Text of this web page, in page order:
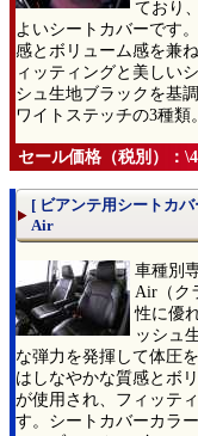
ており
よいシートカバーです
感とボリューム感を兼
ィッティングと美しい
シュ生地ブラックを基
ワイトステッチの3種類。
セール価格（税別）：
[ ビアンテ用シートカ
Air
車種別
Air（ク
性に優
ッシュ
な弾力を発揮して体圧
はしなやかな質感とボ
が使用され、フィッテ
す。シートカバーカラ